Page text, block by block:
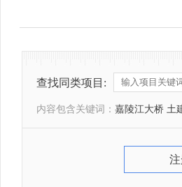
查找同类项目:
内容包含关键词： 嘉陵江大桥 土